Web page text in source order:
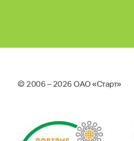
© 2006 – 2026 ОAO «Старт»